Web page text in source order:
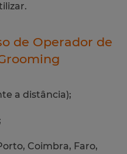
de Operador de
a distância);
Coimbra, Faro,